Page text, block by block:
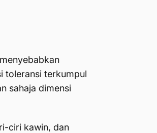
toleransi terkumpul
sahaja dimensi
ciri kawin, dan